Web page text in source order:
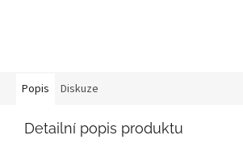
Popis Diskuze
Detailní popis produktu